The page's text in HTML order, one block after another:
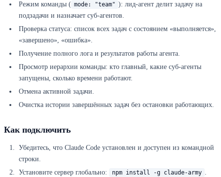
Режим команды ( mode: "team" ): лид-агент делит задачу на
подзадачи и назначает суб-агентов.
Проверка статуса: список всех задач с состоянием «выполняется»,
«завершено», «ошибка».
Получение полного лога и результатов работы агента.
Просмотр иерархии команды: кто главный, какие суб-агенты
запущены, сколько времени работают.
Отмена активной задачи.
Очистка истории завершённых задач без остановки работающих.
Как подключить
Убедитесь, что Claude Code установлен и доступен из командной
строки.
Установите сервер глобально:
npm install -g claude-army .